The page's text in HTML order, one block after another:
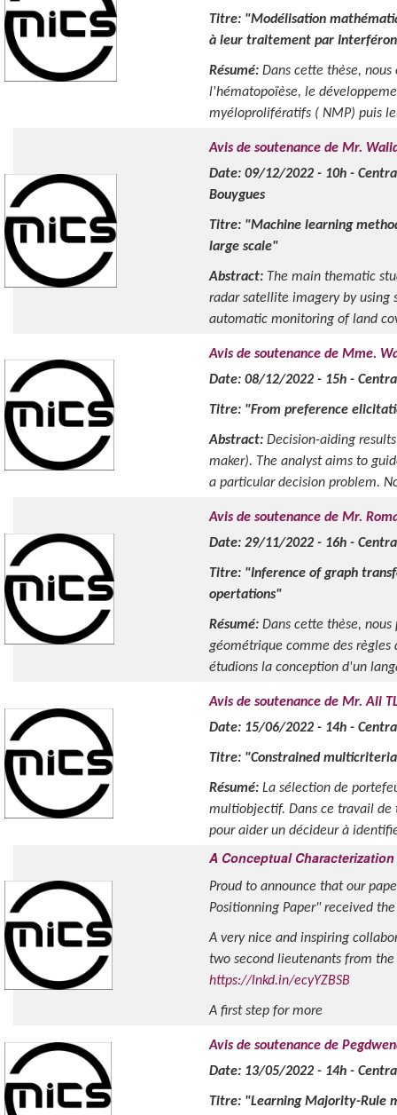
Titre: "Modélisation
à leur traitement par
Résumé: Dans cette thèse,
l'hématopoïèse, le
myéloprolifératifs ( NMP) puis
Avis de soutenance de Mr.
Date: 09/12/2022 - 10h -
Bouygues
Titre: "Machine learning
large scale"
Abstract: The main thematic
radar satellite imagery by using
automatic monitoring of land
Avis de soutenance de Mme.
Date: 08/12/2022 - 15h -
Titre: "From preference
Abstract: Decision-aiding
maker). The analyst aims to
a particular decision problem.
Avis de soutenance de Mr.
Date: 29/11/2022 - 16h -
Titre: "Inference of graph
opertations"
Résumé: Dans cette thèse,
géométrique comme des règles
étudions la conception d'un
Avis de soutenance de Mr. Ali
Date: 15/06/2022 - 14h -
Titre: "Constrained
Résumé: La sélection de
multiobjectif. Dans ce travail de
pour aider un décideur à
A Conceptual
Proud to announce that our
Positionning Paper" received
A very nice and inspiring
two second lieutenants from
https://lnkd.in/ecyYZBSB
A first step for more
Avis de soutenance de
Date: 13/05/2022 - 14h -
Titre: "Learning Majority-Rule